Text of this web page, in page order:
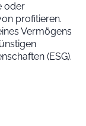
oder
profitieren.
Vermögens
(ESG).